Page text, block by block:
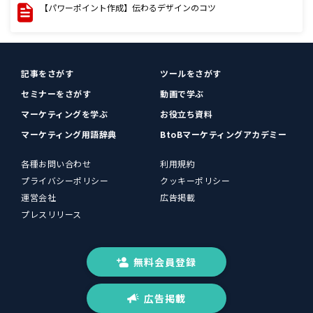
【パワーポイント作成】伝わるデザインのコツ
記事をさがす
ツールをさがす
セミナーをさがす
動画で学ぶ
マーケティングを学ぶ
お役立ち資料
マーケティング用語辞典
BtoBマーケティングアカデミー
各種お問い合わせ
利用規約
プライバシーポリシー
クッキーポリシー
運営会社
広告掲載
プレスリリース
無料会員登録
広告掲載